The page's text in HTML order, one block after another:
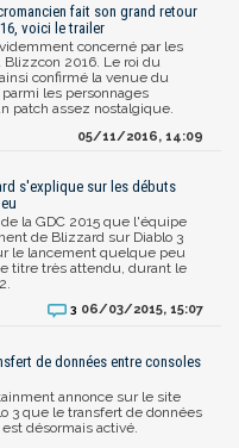
fait son grand retour
voici le trailer
concerné par les
Blizzcon 2016. Le roi du
confirmé la venue du
les personnages
patch assez nostalgique.
05/11/2016, 14:09
s'explique sur les débuts
la GDC 2015 que l'équipe
de Blizzard sur Diablo 3
le lancement quelque peu
titre très attendu, durant le
3 06/03/2015, 15:07
de données entre consoles
annonce sur le site
3 que le transfert de données
désormais activé.